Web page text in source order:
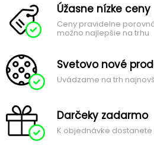
Úžasne nízke ceny
Ceny pravidelne
možno najlepšie na trhu
Svetovo nové
Uvádzame na trh
Darčeky zadarmo
K objednávke